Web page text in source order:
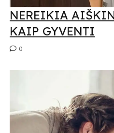
NEREIKIA
KAIP GYVENTI
0